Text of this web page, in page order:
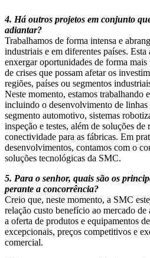
4. Há outros projetos em conjunto
adiantar?
Trabalhamos de forma intensa e
industriais e em diferentes países.
enxergar oportunidades de forma
de crises que possam afetar os
regiões, países ou segmentos
Neste momento, estamos trabalhando
incluindo o desenvolvimento de linhas
segmento automotivo, sistemas
inspeção e testes, além de soluções de
conectividade para as fábricas. Em
desenvolvimentos, contamos com o
soluções tecnológicas da SMC.
5. Para o senhor, quais são os
perante a concorrência?
Creio que, neste momento, a SMC
relação custo benefício ao mercado
a oferta de produtos e equipamentos
excepcionais, preços competitivos e
comercial.